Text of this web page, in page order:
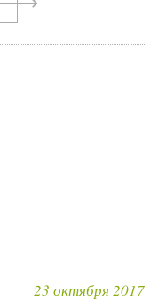
23 октября 2017